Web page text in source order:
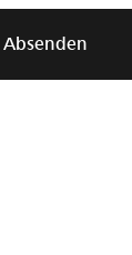
Absenden